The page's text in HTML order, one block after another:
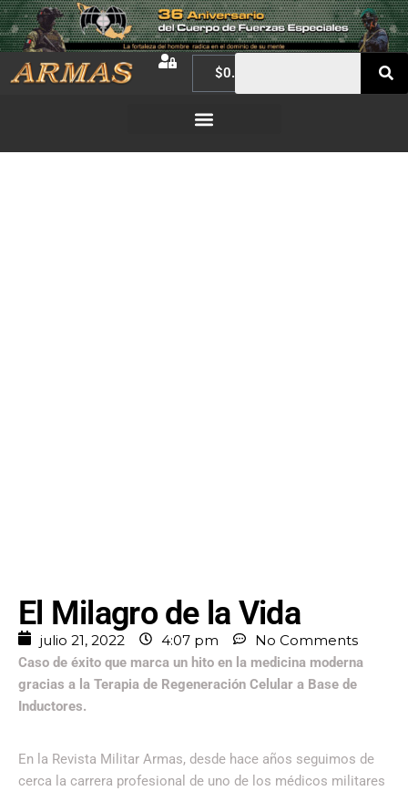
$0.00
El Milagro de la Vida
julio 21, 2022 4:07 pm No Comments
Caso de éxito que marca un hito en la medicina moderna
gracias a la Terapia de Regeneración Celular a Base de
Inductores.
En la Revista Militar Armas, desde hace años seguimos de
cerca la carrera profesional de uno de los médicos militares